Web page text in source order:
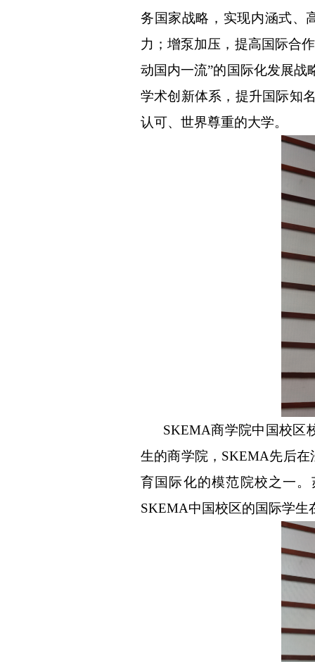
务国家战略，实现内涵式、
力；增泵加压，提高国际合
动国内一流”的国际化发展战
学术创新体系，提升国际知
认可、世界尊重的大学。
SKEMA商学院中国校区
生的商学院， SKEMA先后在
育国际化的模范院校之一
SKEMA中国校区的国际学生